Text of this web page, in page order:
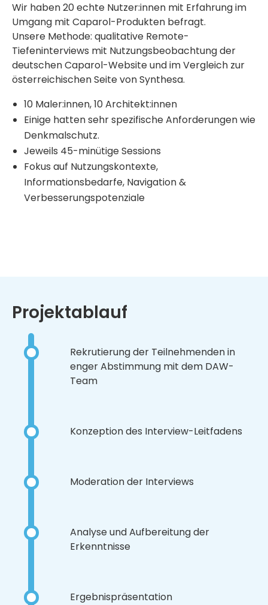
Wir haben 20 echte Nutzer:innen mit Erfahrung im
Umgang mit Caparol-Produkten befragt.
Unsere Methode: qualitative Remote-
Tiefeninterviews mit Nutzungsbeobachtung der
deutschen Caparol-Website und im Vergleich zur
österreichischen Seite von Synthesa.
10 Maler:innen, 10 Architekt:innen
Einige hatten sehr spezifische Anforderungen wie
Denkmalschutz.
Jeweils 45-minütige Sessions
Fokus auf Nutzungskontexte,
Informationsbedarfe, Navigation &
Verbesserungspotenziale
Projektablauf
Rekrutierung der Teilnehmenden in
enger Abstimmung mit dem DAW-
Team
Konzeption des Interview-Leitfadens
Moderation der Interviews
Analyse und Aufbereitung der
Erkenntnisse
Ergebnispräsentation